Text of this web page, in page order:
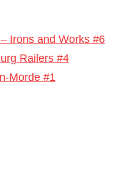
Irons and Works #6
Railers #4
Morde #1